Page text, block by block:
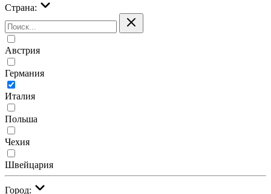
Страна:
Австрия
Германия
Италия
Польша
Чехия
Швейцария
Город: